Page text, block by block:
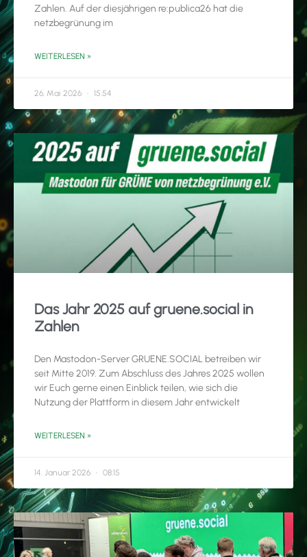
Zahlen. Auf der diesjährigen re:publica26 hat die
netzbegrünung im
WEITERLESEN »
26. Mai 2026 15:54
Das Jahr 2025 auf gruene.social in
Zahlen
Den Mastodon-Server GRUENE.SOCIAL betreiben wir
seit Mitte 2019. Zum Abschluss des Jahres 2025 wollen
wir Euch gerne einen Einblick teilen, wie sich die
Nutzung der Plattform in diesem Jahr entwickelt
WEITERLESEN »
14. Januar 2026 08:15